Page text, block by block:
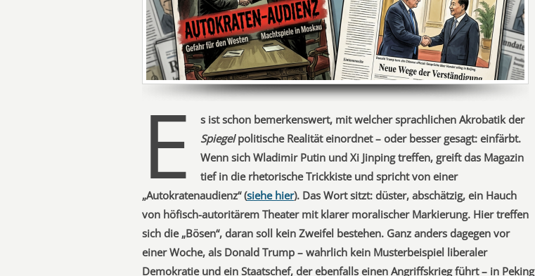
E
s ist schon bemerkenswert, mit welcher sprachlichen Akrobatik der
Spiegelpolitische Realität einordnet – oder besser gesagt: einfärbt.
Wenn sich Wladimir Putin und Xi Jinping treffen, greift das Magazin
tief in die rhetorische Trickkiste und spricht von einer
„Autokratenaudienz“ (siehe hier). Das Wort sitzt: düster, abschätzig, ein Hauch
von höfisch-autoritärem Theater mit klarer moralischer Markierung. Hier treffen
sich die „Bösen“, daran soll kein Zweifel bestehen. Ganz anders dagegen vor
einer Woche, als Donald Trump – wahrlich kein Musterbeispiel liberaler
Demokratie und ein Staatschef, der ebenfalls einen Angriffskrieg führt – in Peking